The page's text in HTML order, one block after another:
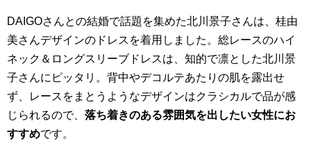
DAIGOさんとの結婚で話題を集めた北川景子さんは、桂由
美さんデザインのドレスを着用しました。総レースのハイ
ネック＆ロングスリーブドレスは、知的で凛とした北川景
子さんにピッタリ。背中やデコルテあたりの肌を露出せ
ず、レースをまとうようなデザインはクラシカルで品が感
じられるので、 落ち着きのある雰囲気を出したい女性にお
すすめです。